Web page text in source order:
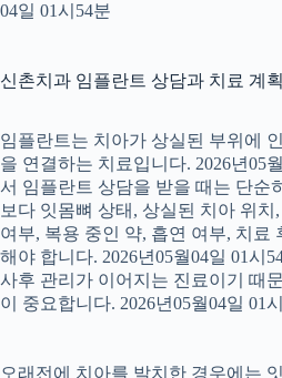
04일 01시54분
신촌치과 임플란트 상담과 치료 계획
임플란트는 치아가 상실된 부위에
을 연결하는 치료입니다. 2026년05
서 임플란트 상담을 받을 때는 단순
보다 잇몸뼈 상태, 상실된 치아 위
여부, 복용 중인 약, 흡연 여부, 치료
해야 합니다. 2026년05월04일 01시
사후 관리가 이어지는 진료이기 때
이 중요합니다. 2026년05월04일 01
오래전에 치아를 발치한 경우에는